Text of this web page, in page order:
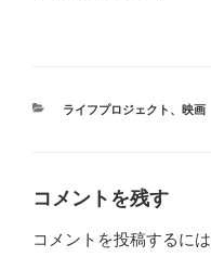
カ
ライフプロジェクト 、 映画
コメントを残す
コメントを投稿するには